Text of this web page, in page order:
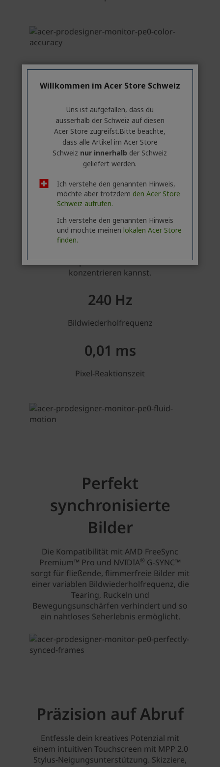
Willkommen im Acer Store Schweiz
Uns ist aufgefallen, dass du
ausserhalb ​der Schweiz auf diesen
Acer Store zugreifst.​Bitte beachte,
dass alle Artikel im Acer Store
Schweiz nur innerhalb der Schweiz
geliefert werden.
Ich verstehe den genannten Hinweis,
möchte aber trotzdem den Acer Store
Schweiz aufrufen.
Ich verstehe den genannten Hinweis
und möchte meinen lokalen Acer Store
finden.